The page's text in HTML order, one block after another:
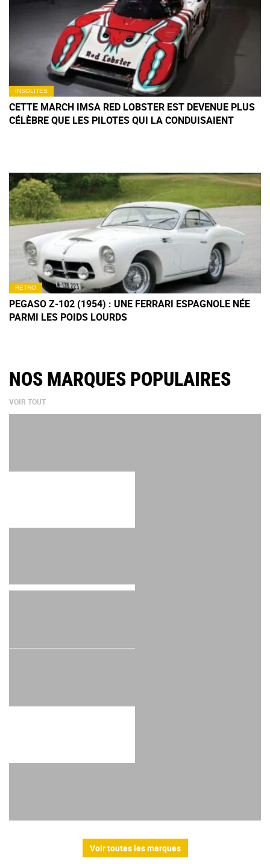
INSOLITES
CETTE MARCH IMSA RED LOBSTER EST DEVENUE PLUS
CÉLÈBRE QUE LES PILOTES QUI LA CONDUISAIENT
RETRO
PEGASO Z-102 (1954) : UNE FERRARI ESPAGNOLE NÉE
PARMI LES POIDS LOURDS
NOS MARQUES POPULAIRES
VOIR TOUT
Voir toutes les marques